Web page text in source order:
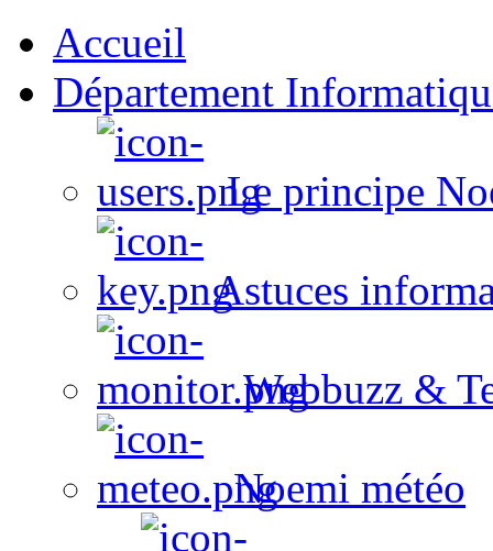
Accueil
Département
Le principe
Astuces
Webbuzz &
Noemi météo